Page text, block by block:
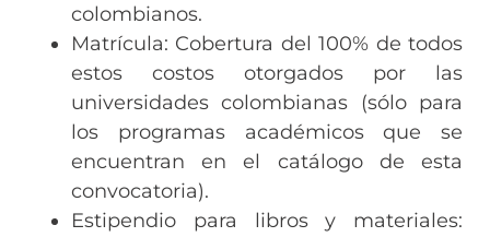
colombianos.
Matrícula: Cobertura del 100% de todos
estos costos otorgados por las
universidades colombianas (sólo para
los programas académicos que se
encuentran en el catálogo de esta
convocatoria).
Estipendio para libros y materiales: